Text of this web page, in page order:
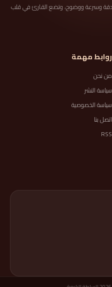
بدقة وسرعة ووضوح، وتضع القارئ في قلب
روابط مهمة
من نحن
سياسة النشر
سياسة الخصوصية
اتصل بنا
RSS